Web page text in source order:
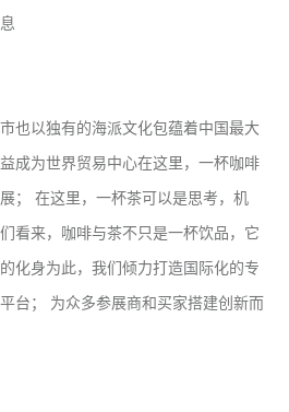
也以独有的海派文化包蕴着中国最大
成为世界贸易中心在这里，一杯咖啡
； 在这里，一杯茶可以是思考，机
看来，咖啡与茶不只是一杯饮品，它
化身为此，我们倾力打造国际化的专
台； 为众多参展商和买家搭建创新而